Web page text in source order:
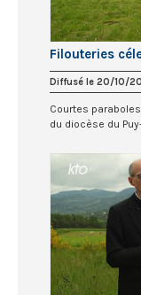
Filouteries
Diffusé le 20/10/
Courtes
du diocèse du